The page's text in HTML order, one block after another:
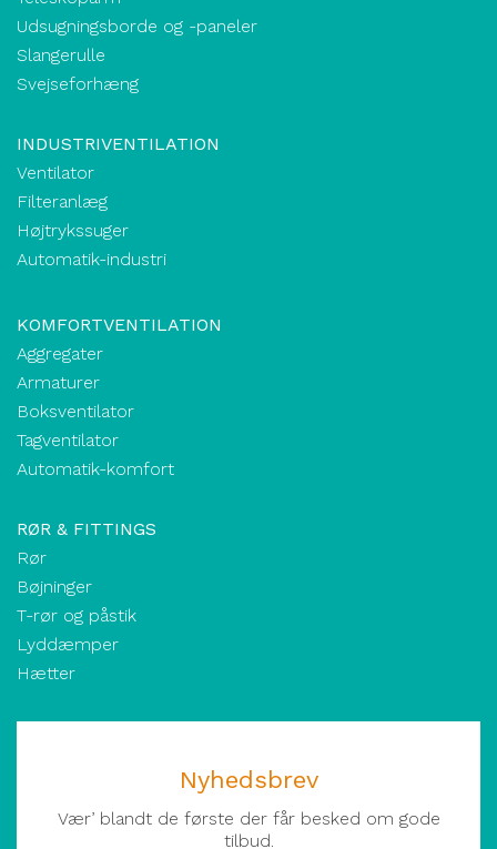
Udsugningsborde og -paneler
Slangerulle
Svejseforhæng
INDUSTRIVENTILATION
Ventilator
Filteranlæg
Højtrykssuger
Automatik-industri
KOMFORTVENTILATION
Aggregater
Armaturer
Boksventilator
Tagventilator
Automatik-komfort
RØR & FITTINGS
Rør
Bøjninger
T-rør og påstik
Lyddæmper
Hætter
Nyhedsbrev
Vær’ blandt de første der får besked om gode
tilbud.